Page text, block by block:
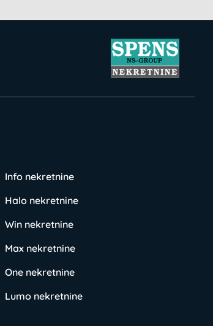
Info nekretnine
Halo nekretnine
Win nekretnine
Max nekretnine
One nekretnine
Lumo nekretnine